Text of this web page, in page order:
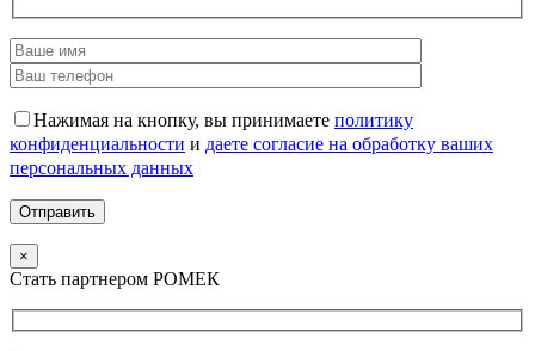
Нажимая на кнопку, вы принимаете политику
конфиденциальности и даете согласие на обработку ваших
персональных данных
×
Стать партнером РОМЕК